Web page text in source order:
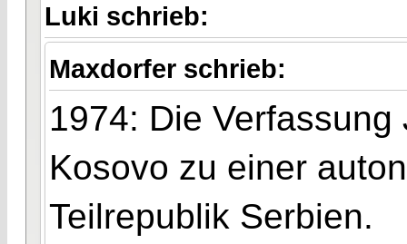
Luki schrieb:
Maxdorfer schrieb:
1974: Die
Kosovo zu einer
Teilrepublik Serbien.